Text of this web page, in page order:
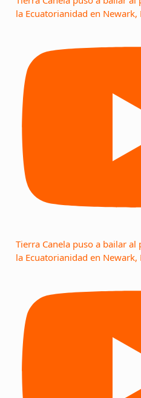
la Ecuatorianidad en Newark,
Tierra Canela puso a bailar
la Ecuatorianidad en Newark,